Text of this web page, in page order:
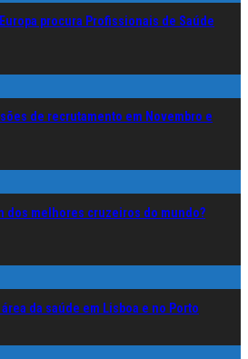
procura Profissionais de Saúde
de recrutamento em Novembro e
dos melhores cruzeiros do mundo?
da saúde em Lisboa e no Porto